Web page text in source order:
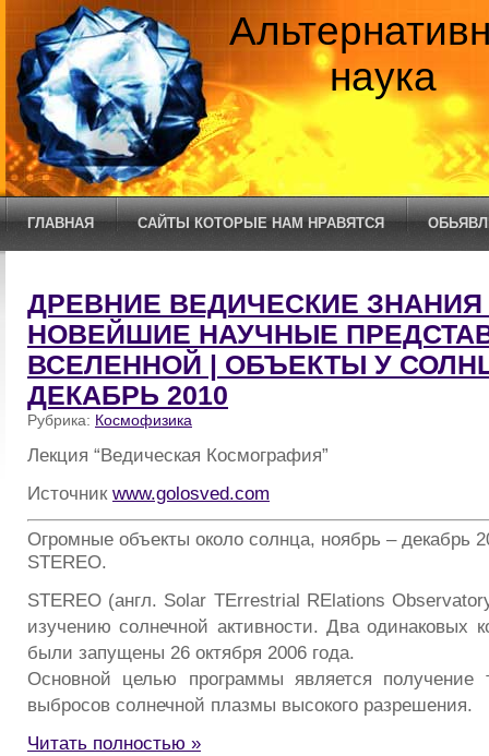
наука
ГЛАВНАЯ САЙТЫ КОТОРЫЕ НАМ НРАВЯТСЯ
ДРЕВНИЕ ВЕДИЧЕСКИЕ ЗНАНИЯ
НОВЕЙШИЕ НАУЧНЫЕ
ВСЕЛЕННОЙ | ОБЪЕКТЫ У
ДЕКАБРЬ 2010
Рубрика: Космофизика
Лекция “Ведическая Космография”
Источник www.golosved.com
Огромные объекты около солнца, ноябрь – декабрь
STEREO.
STEREO (англ. Solar TErrestrial RElations
изучению солнечной активности. Два одинаковых
были запущены 26 октября 2006 года.
Основной целью программы является получение
выбросов солнечной плазмы высокого разрешения.
Читать полностью »